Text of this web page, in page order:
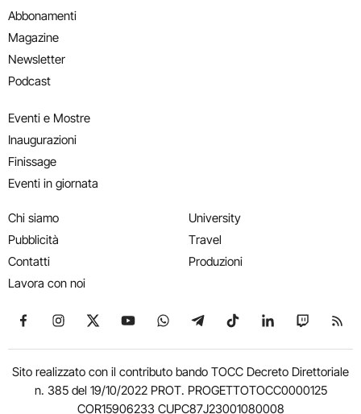
Abbonamenti
Magazine
Newsletter
Podcast
Eventi e Mostre
Inaugurazioni
Finissage
Eventi in giornata
Chi siamo
Pubblicità
Contatti
Lavora con noi
University
Travel
Produzioni
Seguici su Facebook
Seguici su Instagram
Seguici su X
Seguici su YouTube
Seguici su WhatsApp
Seguici su Telegram
Seguici su TikTok
Seguici su
Seguici
Sito realizzato con il contributo bando TOCC Decreto Direttoriale
n. 385 del 19/10/2022 PROT. PROGETTOTOCC0000125
COR15906233 CUPC87J23001080008